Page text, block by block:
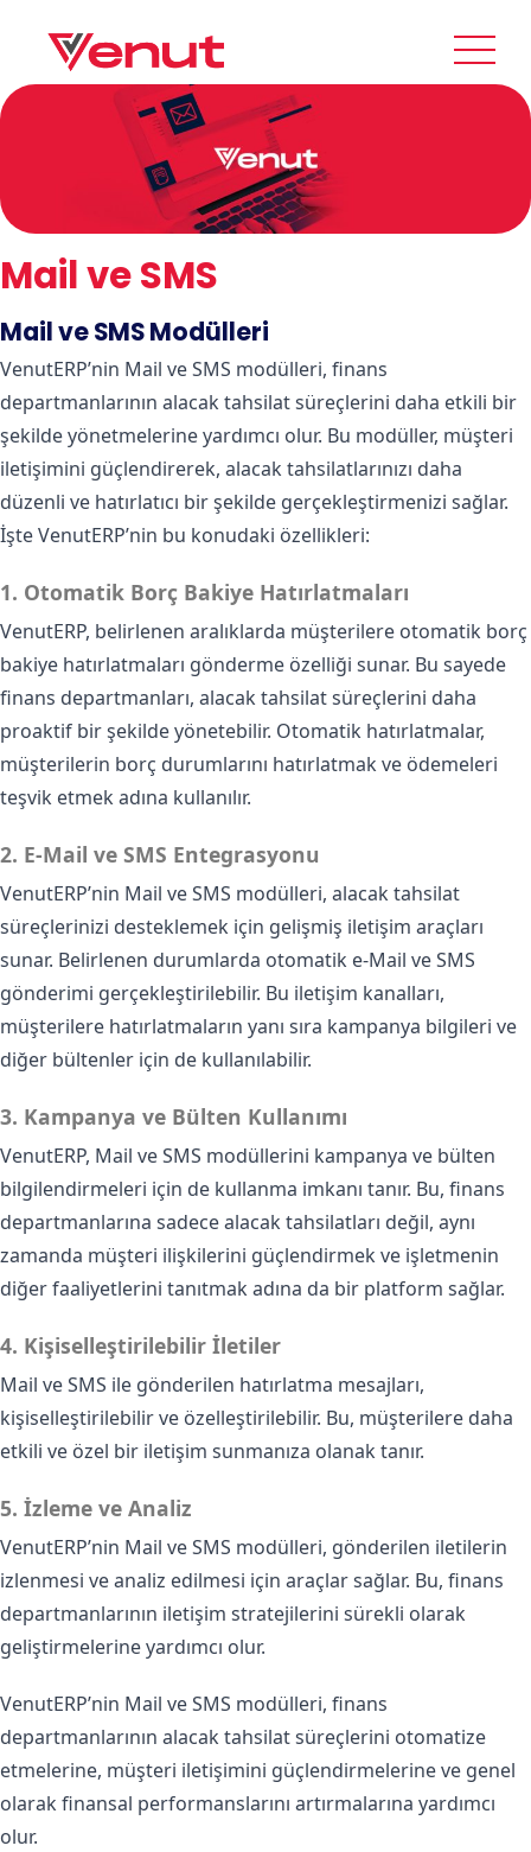
Mail ve SMS
Mail ve SMS Modülleri
VenutERP’nin Mail ve SMS modülleri, finans
departmanlarının alacak tahsilat süreçlerini daha etkili bir
şekilde yönetmelerine yardımcı olur. Bu modüller, müşteri
iletişimini güçlendirerek, alacak tahsilatlarınızı daha
düzenli ve hatırlatıcı bir şekilde gerçekleştirmenizi sağlar.
İşte VenutERP’nin bu konudaki özellikleri:
1. Otomatik Borç Bakiye Hatırlatmaları
VenutERP, belirlenen aralıklarda müşterilere otomatik borç
bakiye hatırlatmaları gönderme özelliği sunar. Bu sayede
finans departmanları, alacak tahsilat süreçlerini daha
proaktif bir şekilde yönetebilir. Otomatik hatırlatmalar,
müşterilerin borç durumlarını hatırlatmak ve ödemeleri
teşvik etmek adına kullanılır.
2. E-Mail ve SMS Entegrasyonu
VenutERP’nin Mail ve SMS modülleri, alacak tahsilat
süreçlerinizi desteklemek için gelişmiş iletişim araçları
sunar. Belirlenen durumlarda otomatik e-Mail ve SMS
gönderimi gerçekleştirilebilir. Bu iletişim kanalları,
müşterilere hatırlatmaların yanı sıra kampanya bilgileri ve
diğer bültenler için de kullanılabilir.
3. Kampanya ve Bülten Kullanımı
VenutERP, Mail ve SMS modüllerini kampanya ve bülten
bilgilendirmeleri için de kullanma imkanı tanır. Bu, finans
departmanlarına sadece alacak tahsilatları değil, aynı
zamanda müşteri ilişkilerini güçlendirmek ve işletmenin
diğer faaliyetlerini tanıtmak adına da bir platform sağlar.
4. Kişiselleştirilebilir İletiler
Mail ve SMS ile gönderilen hatırlatma mesajları,
kişiselleştirilebilir ve özelleştirilebilir. Bu, müşterilere daha
etkili ve özel bir iletişim sunmanıza olanak tanır.
5. İzleme ve Analiz
VenutERP’nin Mail ve SMS modülleri, gönderilen iletilerin
izlenmesi ve analiz edilmesi için araçlar sağlar. Bu, finans
departmanlarının iletişim stratejilerini sürekli olarak
geliştirmelerine yardımcı olur.
VenutERP’nin Mail ve SMS modülleri, finans
departmanlarının alacak tahsilat süreçlerini otomatize
etmelerine, müşteri iletişimini güçlendirmelerine ve genel
olarak finansal performanslarını artırmalarına yardımcı
olur.